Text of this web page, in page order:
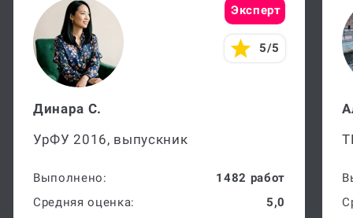
Эксперт
5/5
Динара С.
УрФУ 2016, выпускник
Выполнено:
1482 работ
Средняя оценка:
5,0